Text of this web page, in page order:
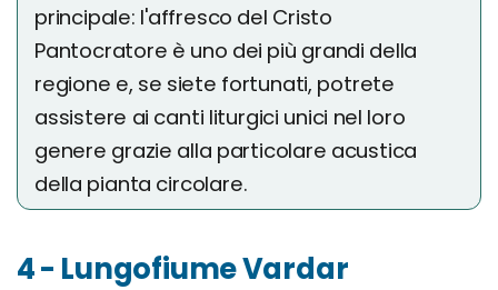
principale: l'affresco del Cristo
Pantocratore è uno dei più grandi della
regione e, se siete fortunati, potrete
assistere ai canti liturgici unici nel loro
genere grazie alla particolare acustica
della pianta circolare.
4 - Lungofiume Vardar